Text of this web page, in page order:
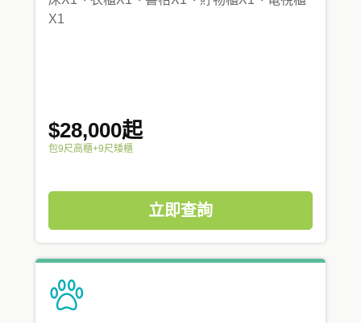
X1
$28,000起
包9尺高櫃+9尺矮櫃
立即查詢